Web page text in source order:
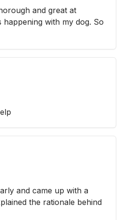
and great at
happening with my dog. So
and came up with a
the rationale behind